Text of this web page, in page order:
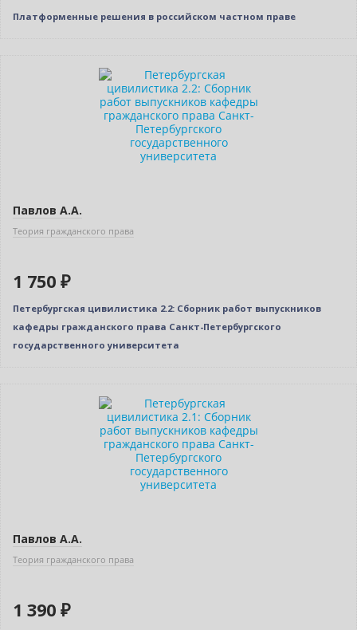
Платформенные решения в российском частном праве
Павлов А.А.
Теория гражданского права
1 750 ₽
Петербургская цивилистика 2.2: Сборник работ выпускников
кафедры гражданского права Санкт-Петербургского
государственного университета
Павлов А.А.
Теория гражданского права
1 390 ₽